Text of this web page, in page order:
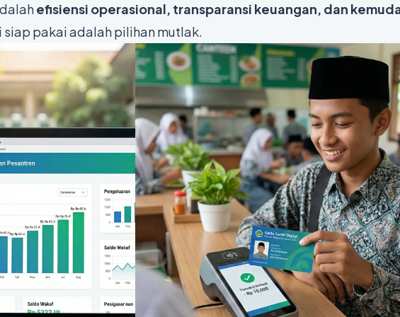
efisiensi operasional, transparansi keuangan, dan
siap pakai adalah pilihan mutlak.